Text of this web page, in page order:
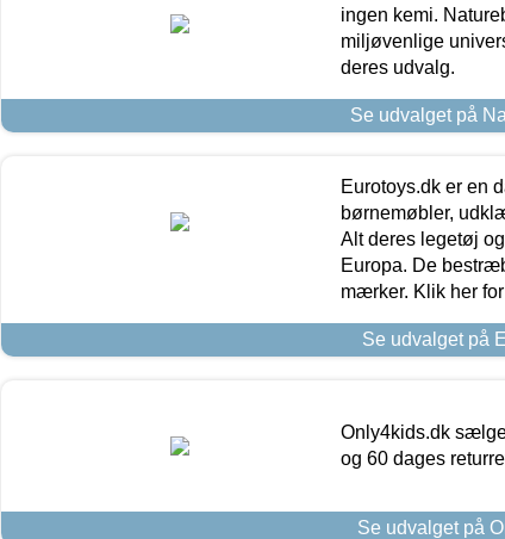
ingen kemi.
miljøvenlige
deres udvalg.
Se udvalget på
Eurotoys.dk er en
børnemøbler,
Alt deres legetøj
Europa. De
mærker. Klik her
Se udvalget på
Only4kids.dk
og 60 dages
Se udvalget på